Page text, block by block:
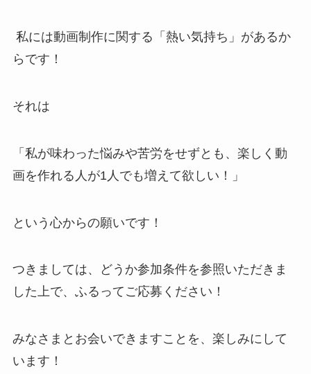
私には動画制作に関する「熱い気持ち」があるか
らです！
それは
「私が味わった悩みや苦労をせずとも、楽しく動
画を作れる人が1人でも増えて欲しい！」
という心からの願いです！
つきましては、どうか参加条件を参照いただきま
した上で、ふるってご応募ください！
みなさまとお会いできますことを、楽しみにして
います！